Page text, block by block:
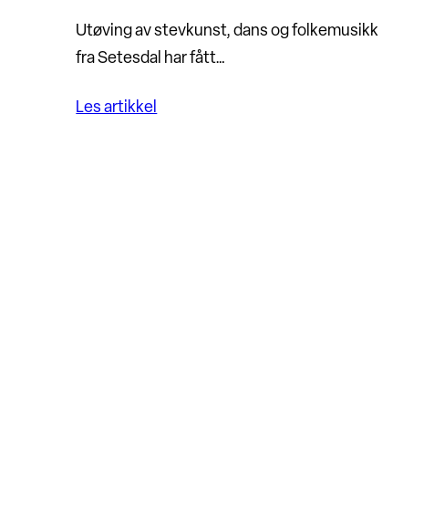
Utøving av stevkunst, dans og folkemusikk
fra Setesdal har fått…
Les artikkel